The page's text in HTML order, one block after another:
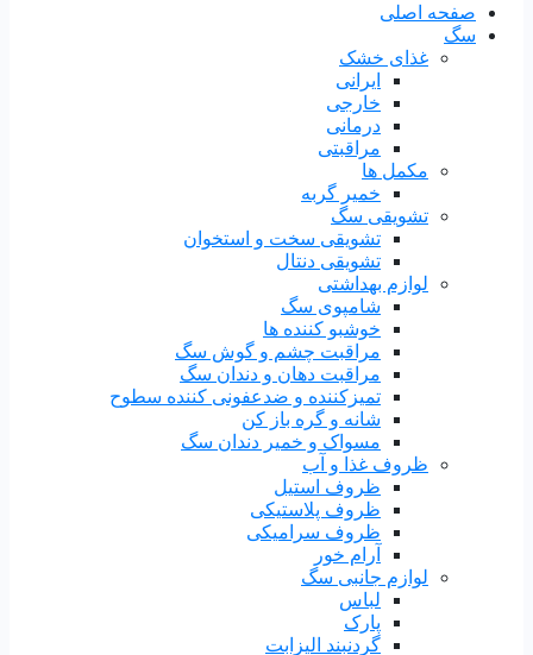
صفحه اصلی
سگ
غذای خشک
ایرانی
خارجی
درمانی
مراقبتی
مکمل ها
خمیر گربه
تشویقی سگ
تشویقی سخت و استخوان
تشویقی دنتال
لوازم بهداشتی
شامپوی سگ
خوشبو کننده ها
مراقبت چشم و گوش سگ
مراقبت دهان و دندان سگ
تمیزکننده و ضدعفونی کننده سطوح
شانه و گره باز کن
مسواک و خمیر دندان سگ
ظروف غذا و آب
ظروف استیل
ظروف پلاستیکی
ظروف سرامیکی
آرام خور
لوازم جانبی سگ
لباس
پارک
گردنبند الیزابت